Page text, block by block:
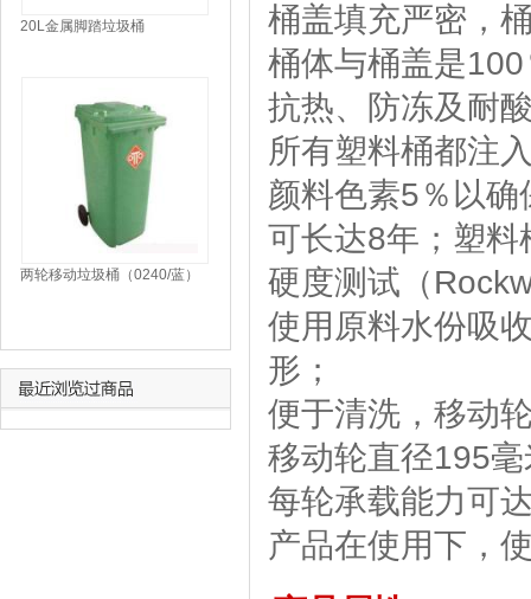
桶盖填充严密，
桶体与桶盖是
抗热、防冻及耐
所有塑料桶都注
颜料色素5％以
可长达8年；塑
硬度测试（
使用原料水份吸
形；
便于清洗，移动
移动轮直径195
每轮承载能力可
产品在使用下，
20L金属脚踏垃圾桶
两轮移动垃圾桶（0240/蓝）